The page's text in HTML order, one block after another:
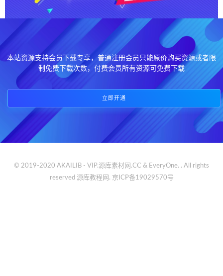
本站资源支持会员下载专享，普通注册会员只能原价购买资源或者限
制免费下载次数，付费会员所有资源可免费下载
立即开通
© 2019-2020 AKAILIB - VIP.源库素材网.CC & EveryOne. . All rights
reserved 源库教程网. 京ICP备19029570号